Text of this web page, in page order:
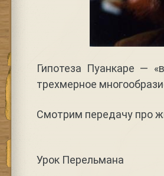
Гипотеза Пуанкаре —
трехмерное
Смотрим передачу про
Урок Перельмана